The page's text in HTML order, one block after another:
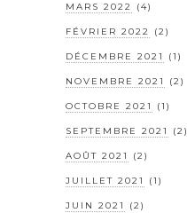
MARS 2022 (4)
FÉVRIER 2022 (2)
DÉCEMBRE 2021 (1)
NOVEMBRE 2021 (2)
OCTOBRE 2021 (1)
SEPTEMBRE 2021 (2)
AOÛT 2021 (2)
JUILLET 2021 (1)
JUIN 2021 (2)